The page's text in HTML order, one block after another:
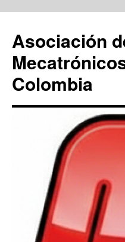
contenido
Asociación
Colombia